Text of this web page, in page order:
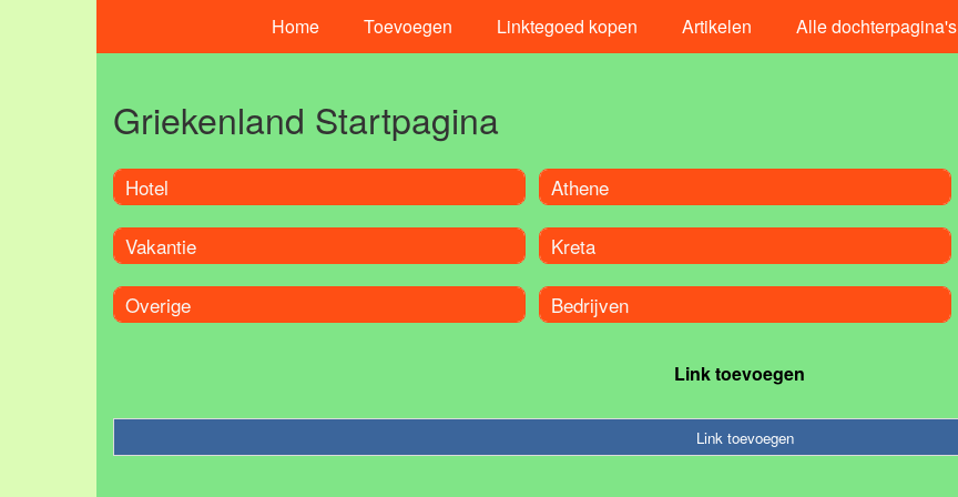
Home Toevoegen Linktegoed kopen Artikelen Alle dochterpagina's
Griekenland Startpagina
Hotel
Vakantie
Overige
Athene
Kreta
Bedrijven
Link toevoegen
Link toevoegen